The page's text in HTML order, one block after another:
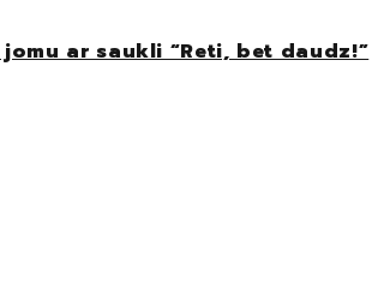
ar saukli “Reti, bet daudz!”